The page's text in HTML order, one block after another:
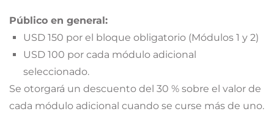
Público en general:
USD 150 por el bloque obligatorio (Módulos 1 y 2)
USD 100 por cada módulo adicional
seleccionado.
Se otorgará un descuento del 30 % sobre el valor de
cada módulo adicional cuando se curse más de uno.